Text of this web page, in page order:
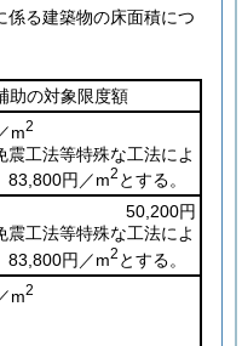
る建築物の床面積につ
助の対象限度額
m2
震工法等特殊な工法によ
83,800円／m2 とする。
50,200円
震工法等特殊な工法によ
83,800円／m2 とする。
m2